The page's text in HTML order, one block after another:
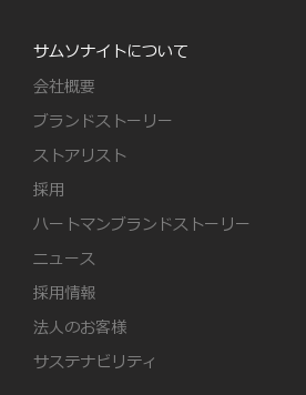
サムソナイトについて
会社概要
ブランドストーリー
ストアリスト
採用
ハートマンブランドストーリー
ニュース
採用情報
法人のお客様
サステナビリティ